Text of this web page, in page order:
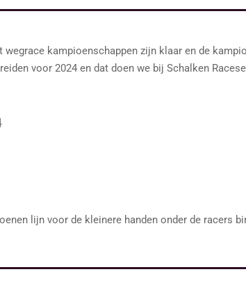
kampioenschappen zijn klaar en de
voor 2024 en dat doen we bij Schalken
lijn voor de kleinere handen onder de racers